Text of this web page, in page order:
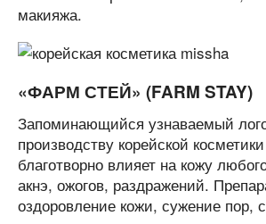
макияжа.
«ФАРМ СТЕЙ» (FARM STAY)
Запоминающийся узнаваемый
производству корейской
благотворно влияет на кожу
акнэ, ожогов, раздражений.
оздоровление кожи, сужение пор,